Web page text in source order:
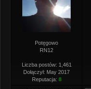
Potęgowo
RN12
Liczba postów: 1,461
Dołączył: May 2017
Reputacja: 8